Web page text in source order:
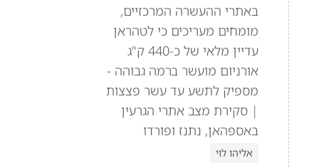
באתרי ההעשרה המרכזיים,
מומחים מעריכים כי לטהראן
עדיין מלאי של כ-440 ק"ג
אורניום מועשר ברמה גבוהה -
מספיק לתשע עד עשר פצצות
| סקירת מצב אתרי הגרעין
באספהאן, נתנז ופורדו
אליהו לוי